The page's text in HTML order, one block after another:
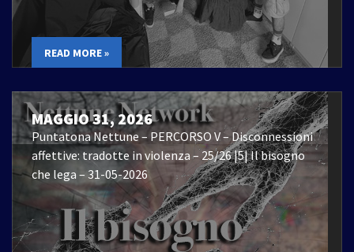
READ MORE »
MAGGIO 31, 2026
Puntatona Nettune – PERCORSO V – Disconnessioni
affettive: tradotte in violenza – 25/26 |5| Il bisogno
che lega – 31-05-2026